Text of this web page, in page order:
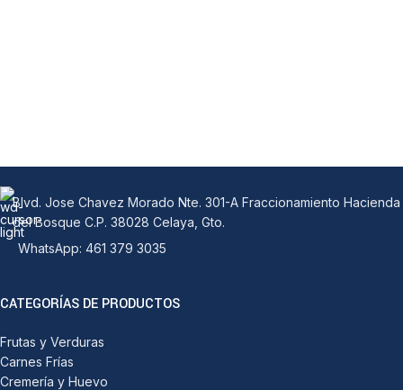
Blvd. Jose Chavez Morado Nte. 301-A Fraccionamiento Hacienda
del Bosque C.P. 38028 Celaya, Gto.
WhatsApp: 461 379 3035
CATEGORÍAS DE PRODUCTOS
Frutas y Verduras
Carnes Frías
Cremería y Huevo